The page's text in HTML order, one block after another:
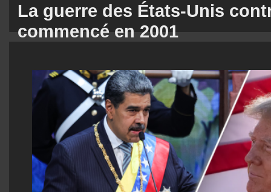
La guerre des États-Unis
commencé en 2001